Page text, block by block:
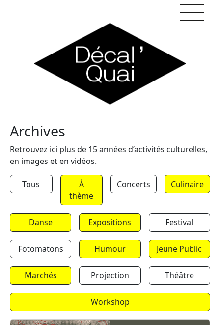
Archives
Retrouvez ici plus de 15 années d’activités culturelles,
en images et en vidéos.
Tous
À
thème
Concerts Culinaire
Danse Expositions Festival
Fotomatons Humour Jeune Public
Marchés Projection Théâtre
Workshop